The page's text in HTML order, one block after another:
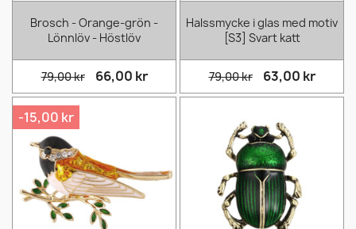
Brosch - Orange-grön -
Lönnlöv - Höstlöv
79,00 kr 66,00 kr
Halssmycke i glas med motiv
[S3] Svart katt
79,00 kr 63,00 kr
-15,00 kr